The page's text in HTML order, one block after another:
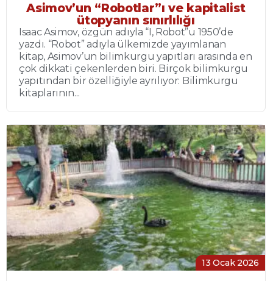
Asimov’un “Robotlar”ı ve kapitalist
ütopyanın sınırlılığı
Isaac Asimov, özgün adıyla “I, Robot”u 1950’de
yazdı. “Robot” adıyla ülkemizde yayımlanan
kitap, Asimov’un bilimkurgu yapıtları arasında en
çok dikkati çekenlerden biri. Birçok bilimkurgu
yapıtından bir özelliğiyle ayrılıyor: Bilimkurgu
kitaplarının...
13 Ocak 2026